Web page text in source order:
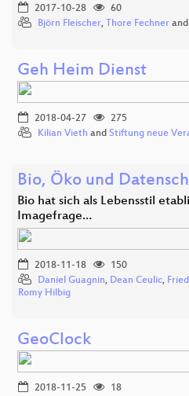
2017-10-28
60
Björn Fleischer, Thore Fechner and
Geh Heim Dienst
2018-04-27
275
Kilian Vieth and Stiftung neue
Bio, Öko und
Bio hat sich als Lebensstil
Imagefrage…
2018-11-18
150
Daniel Guagnin, Dean Ceulic,
Romy Hilbig
GeoClock
2018-11-25
18